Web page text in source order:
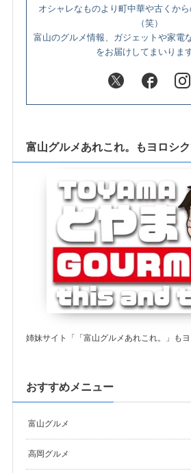
オシャレなものより町中華や古くか
（笑）
富山のグルメ情報、ガジェットや家電
をお届けしてまいります
富山グルメあれこれ。もヨロシク
姉妹サイト「「富山グルメあれこれ。」もヨ
おすすめメニュー
富山グルメ
高岡グルメ